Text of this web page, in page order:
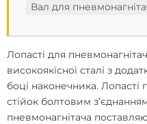
Вал для
Лопасті для
високоякісної сталі з
боці наконечника. Лопасті
стійок болтовим
пневмонагнітача